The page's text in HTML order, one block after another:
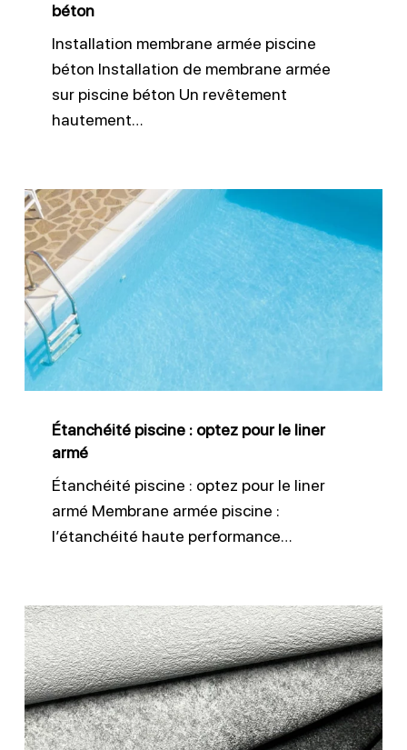
béton
Installation membrane armée piscine
béton Installation de membrane armée
sur piscine béton Un revêtement
hautement…
Étanchéité
piscine
:
optez
pour
le
liner
Étanchéité piscine : optez pour le liner
armé
Étanchéité piscine : optez pour le liner
armé Membrane armée piscine :
l’étanchéité haute performance…
Membrane
3D
antidérapante
CGT
Alkor